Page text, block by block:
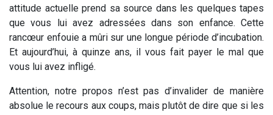
attitude actuelle prend sa source dans les quelques tapes
que vous lui avez adressées dans son enfance. Cette
rancœur enfouie a mûri sur une longue période d’incubation.
Et aujourd’hui, à quinze ans, il vous fait payer le mal que
vous lui avez infligé.
Attention, notre propos n’est pas d’invalider de manière
absolue le recours aux coups, mais plutôt de dire que si les